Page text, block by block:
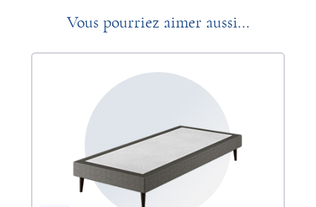
Vous pourriez aimer aussi...